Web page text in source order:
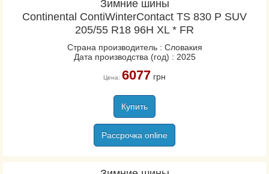
WinterContact TS 860S
WinterContact TS 870
WinterContact TS 870P
Conti4x4Contact
ContiCrossContact LX2
ContiCrossContact LX20
ContiCrossContact UHP
ContiEcoContact 3
Зимние шины
Continental ContiWinterContact TS 830 P SUV
205/55 R18 96H XL * FR
Страна производитель : Словакия
Дата производства (год) : 2025
Цена: 6077грн
Купить
Рассрочка online